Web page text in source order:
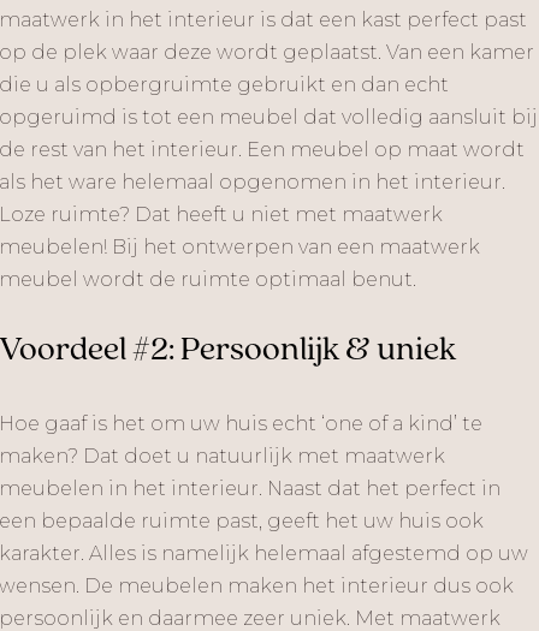
in het interieur is dat een kast perfect past
de plek waar deze wordt geplaatst. Van een kamer
u als opbergruimte gebruikt en dan echt
is tot een meubel dat volledig aansluit bij
rest van het interieur. Een meubel op maat wordt
het ware helemaal opgenomen in het interieur.
ruimte? Dat heeft u niet met maatwerk
Bij het ontwerpen van een maatwerk
wordt de ruimte optimaal benut.
#2: Persoonlijk & uniek
gaaf is het om uw huis echt ‘one of a kind’ te
Dat doet u natuurlijk met maatwerk
in het interieur. Naast dat het perfect in
bepaalde ruimte past, geeft het uw huis ook
Alles is namelijk helemaal afgestemd op uw
De meubelen maken het interieur dus ook
en daarmee zeer uniek. Met maatwerk